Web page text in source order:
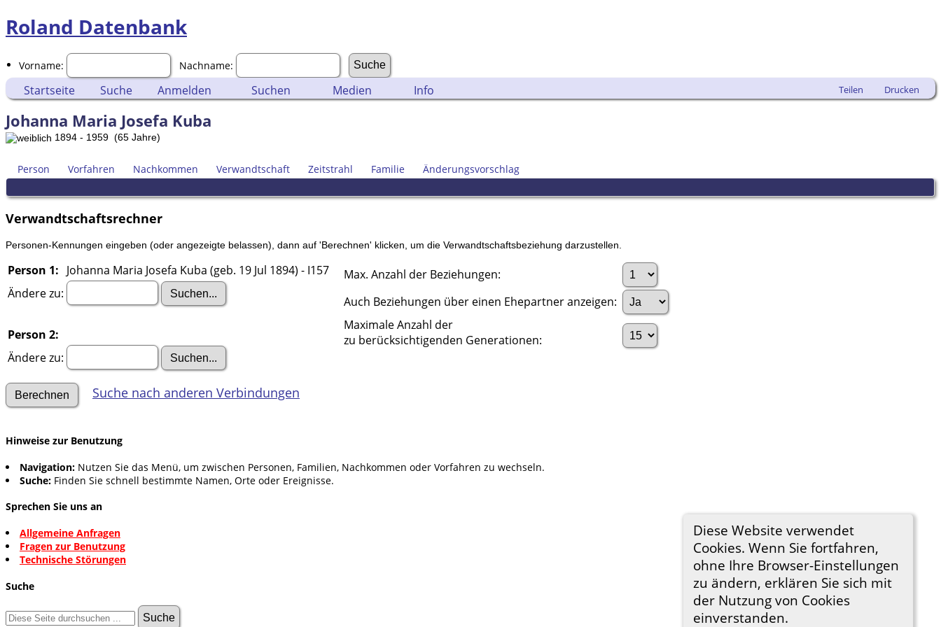
Roland Datenbank
Vorname: Nachname:
Startseite Suche Anmelden Suchen Medien Info Teilen Drucken
Diese Website verwendet
Cookies. Wenn Sie fortfahren,
ohne Ihre Browser-Einstellungen
zu ändern, erklären Sie sich mit
der Nutzung von Cookies
einverstanden.
Johanna Maria Josefa Kuba
1894 - 1959 (65 Jahre)
Person Vorfahren Nachkommen Verwandtschaft Zeitstrahl Familie Änderungsvorschlag
Verwandtschaftsrechner
Personen-Kennungen eingeben (oder angezeigte belassen), dann auf 'Berechnen' klicken, um die Verwandtschaftsbeziehung darzustellen.
Person 1: Johanna Maria Josefa Kuba (geb. 19 Jul 1894) - I157
Ändere zu:
Person 2:
Ändere zu:
Max. Anzahl der Beziehungen:
Auch Beziehungen über einen Ehepartner anzeigen:
Maximale Anzahl der
zu berücksichtigenden Generationen:
Suche nach anderen Verbindungen
Hinweise zur Benutzung
Navigation: Nutzen Sie das Menü, um zwischen Personen, Familien, Nachkommen oder Vorfahren zu wechseln.
Suche: Finden Sie schnell bestimmte Namen, Orte oder Ereignisse.
Sprechen Sie uns an
Allgemeine Anfragen
Fragen zur Benutzung
Technische Störungen
Suche